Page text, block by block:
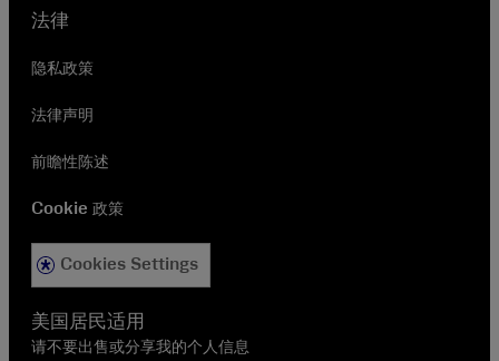
法律
隐私政策
法律声明
前瞻性陈述
Cookie 政策
Cookies Settings
美国居民适用
请不要出售或分享我的个人信息